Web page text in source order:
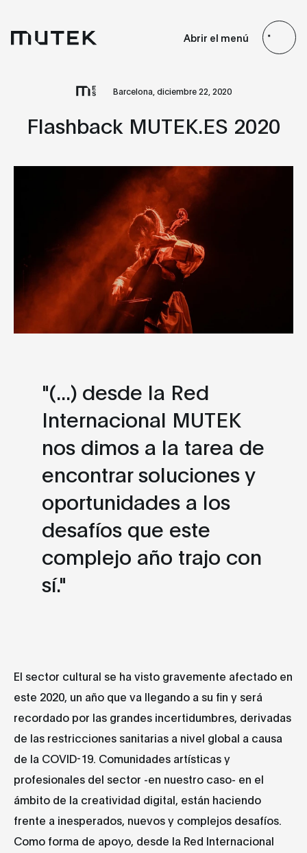
Search
Abrir el menú
Barcelona, diciembre 22, 2020
Flashback MUTEK.ES 2020
"(...) desde la Red
Internacional MUTEK
nos dimos a la tarea de
encontrar soluciones y
oportunidades a los
desafíos que este
complejo año trajo con
sí."
El sector cultural se ha visto gravemente afectado en
este 2020, un año que va llegando a su fin y será
recordado por las grandes incertidumbres, derivadas
de las restricciones sanitarias a nivel global a causa
de la COVID-19. Comunidades artísticas y
profesionales del sector -en nuestro caso- en el
ámbito de la creatividad digital, están haciendo
frente a inesperados, nuevos y complejos desafíos.
Como forma de apoyo, desde la Red Internacional